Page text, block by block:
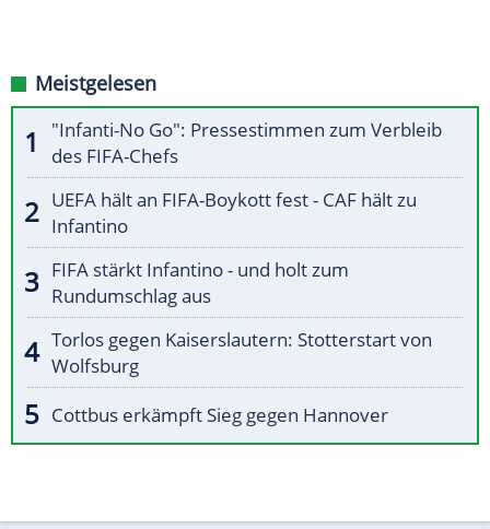
Meistgelesen
"Infanti-No Go": Pressestimmen zum Verbleib
des FIFA-Chefs
UEFA hält an FIFA-Boykott fest - CAF hält zu
Infantino
FIFA stärkt Infantino - und holt zum
Rundumschlag aus
Torlos gegen Kaiserslautern: Stotterstart von
Wolfsburg
Cottbus erkämpft Sieg gegen Hannover